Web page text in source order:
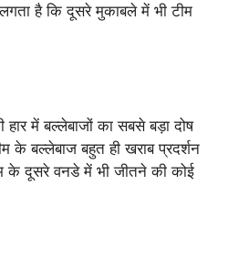
है कि दूसरे मुकाबले में भी टीम
में बल्लेबाजों का सबसे बड़ा दोष
के बल्लेबाज बहुत ही खराब प्रदर्शन
के दूसरे वनडे में भी जीतने की कोई